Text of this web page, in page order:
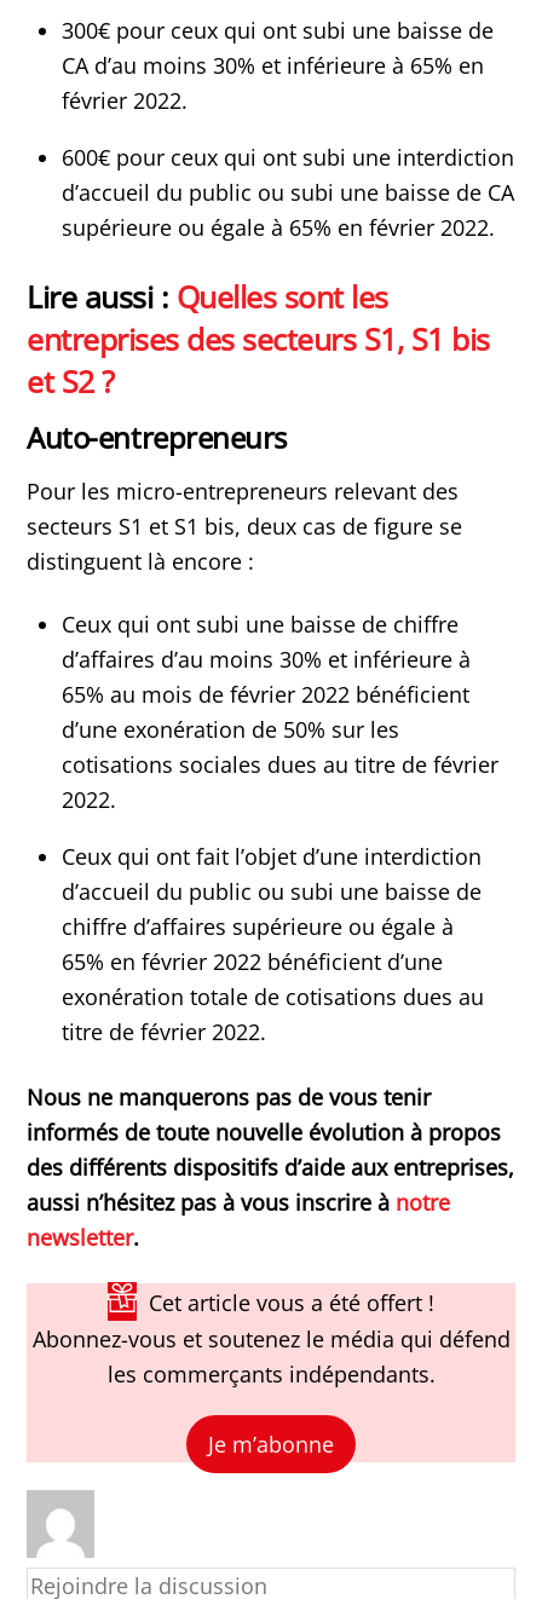
300€ pour ceux qui ont subi une baisse de
CA d’au moins 30% et inférieure à 65% en
février 2022.
600€ pour ceux qui ont subi une interdiction
d’accueil du public ou subi une baisse de CA
supérieure ou égale à 65% en février 2022.
Lire aussi : Quelles sont les
entreprises des secteurs S1, S1 bis
et S2 ?
Auto-entrepreneurs
Pour les micro-entrepreneurs relevant des
secteurs S1 et S1 bis, deux cas de figure se
distinguent là encore :
Ceux qui ont subi une baisse de chiffre
d’affaires d’au moins 30% et inférieure à
65% au mois de février 2022 bénéficient
d’une exonération de 50% sur les
cotisations sociales dues au titre de février
2022.
Ceux qui ont fait l’objet d’une interdiction
d’accueil du public ou subi une baisse de
chiffre d’affaires supérieure ou égale à
65% en février 2022 bénéficient d’une
exonération totale de cotisations dues au
titre de février 2022.
Nous ne manquerons pas de vous tenir
informés de toute nouvelle évolution à propos
des différents dispositifs d’aide aux entreprises,
aussi n’hésitez pas à vous inscrire à notre
newsletter.
Cet article vous a été offert !
Abonnez-vous et soutenez le média qui défend
les commerçants indépendants.
Je m’abonne